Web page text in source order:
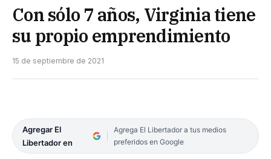
Con sólo 7 años, Virginia tiene
su propio emprendimiento
15 de septiembre de 2021
Agregar El
Libertador en
Agrega El Libertador a tus medios
preferidos en Google